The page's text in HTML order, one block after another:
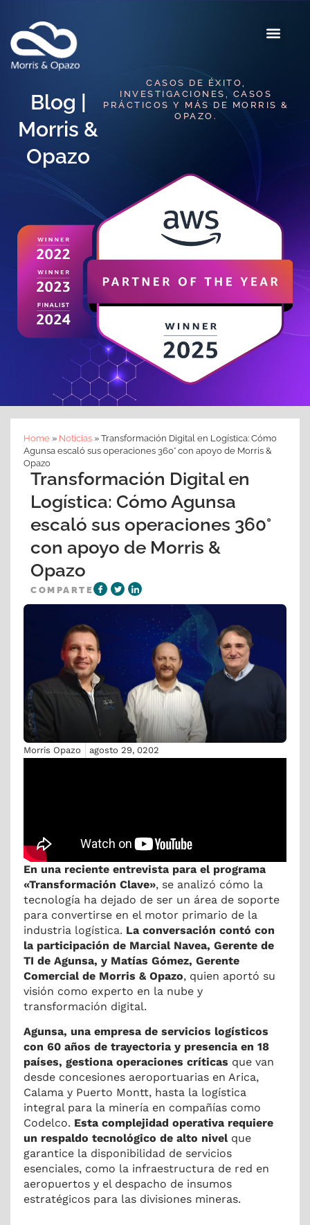
Blog |
Morris &
Opazo
CASOS DE ÉXITO,
INVESTIGACIONES, CASOS
PRÁCTICOS Y MÁS DE MORRIS &
OPAZO.
Home » Noticias » Transformación Digital en Logística: Cómo
Agunsa escaló sus operaciones 360° con apoyo de Morris &
Opazo
Transformación Digital en
Logística: Cómo Agunsa
escaló sus operaciones 360°
con apoyo de Morris &
Opazo
COMPARTE
Morris Opazo agosto 29, 0202
En una reciente entrevista para el programa
«Transformación Clave», se analizó cómo la
tecnología ha dejado de ser un área de soporte
para convertirse en el motor primario de la
industria logística. La conversación contó con
la participación de Marcial Navea, Gerente de
TI de Agunsa, y Matías Gómez, Gerente
Comercial de Morris & Opazo, quien aportó su
visión como experto en la nube y
transformación digital.
Agunsa, una empresa de servicios logísticos
con 60 años de trayectoria y presencia en 18
países, gestiona operaciones críticas que van
desde concesiones aeroportuarias en Arica,
Calama y Puerto Montt, hasta la logística
integral para la minería en compañías como
Codelco. Esta complejidad operativa requiere
un respaldo tecnológico de alto nivelque
garantice la disponibilidad de servicios
esenciales, como la infraestructura de red en
aeropuertos y el despacho de insumos
estratégicos para las divisiones mineras.